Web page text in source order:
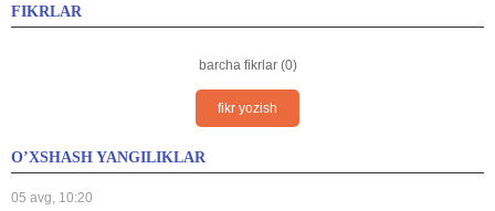
FIKRLAR
barcha fikrlar (0)
fikr yozish
O’XSHASH YANGILIKLAR
05 avg, 10:20